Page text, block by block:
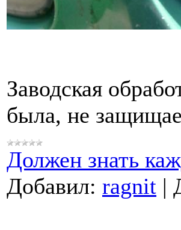
Заводская
была, не
Должен знать
Добавил: ragnit |